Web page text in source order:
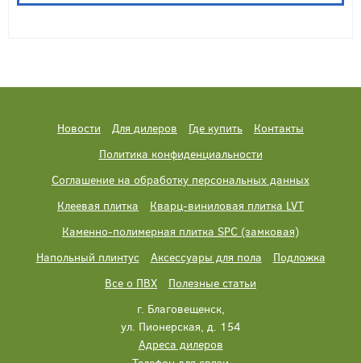
Новости Для дилеров Где купить
Контакты
Политика конфиденциальности
Соглашение на обработку персональных данных
Клеевая плитка
Кварц-виниловая плитка LVT
Каменно-полимерная плитка SPC (замковая)
Напольный плинтус
Аксессуары для пола
Подложка
Все о ПВХ
Полезные статьи
г. Благовещенск,
ул. Пионерская, д. 154
Адреса дилеров